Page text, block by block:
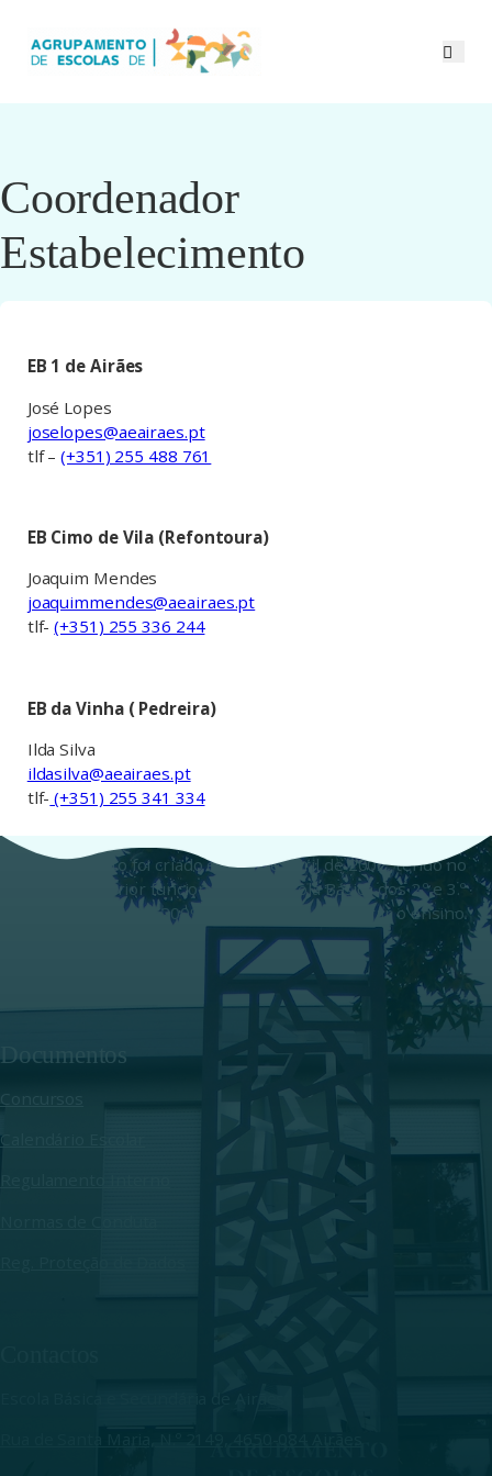
Coordenador
Estabelecimento
EB 1 de Airães
José Lopes
joselopes@aeairaes.pt
tlf –(+351) 255 488 761
EB Cimo de Vila (Refontoura)
Joaquim Mendes
joaquimmendes@aeairaes.pt
tlf-(+351) 255 336 244
EB da Vinha ( Pedreira)
Ilda Silva
ildasilva@aeairaes.pt
tlf- (+351) 255 341 334
O Agrupamento foi criado em 24 de abril de 2002, tendo no
ano letivo anterior funcionado já a Escola Básica dos 2.º e 3.º
Ciclos de Airães. Em 2009-2010, passou a integrar o ensino
Documentos
Concursos
Calendário Escolar